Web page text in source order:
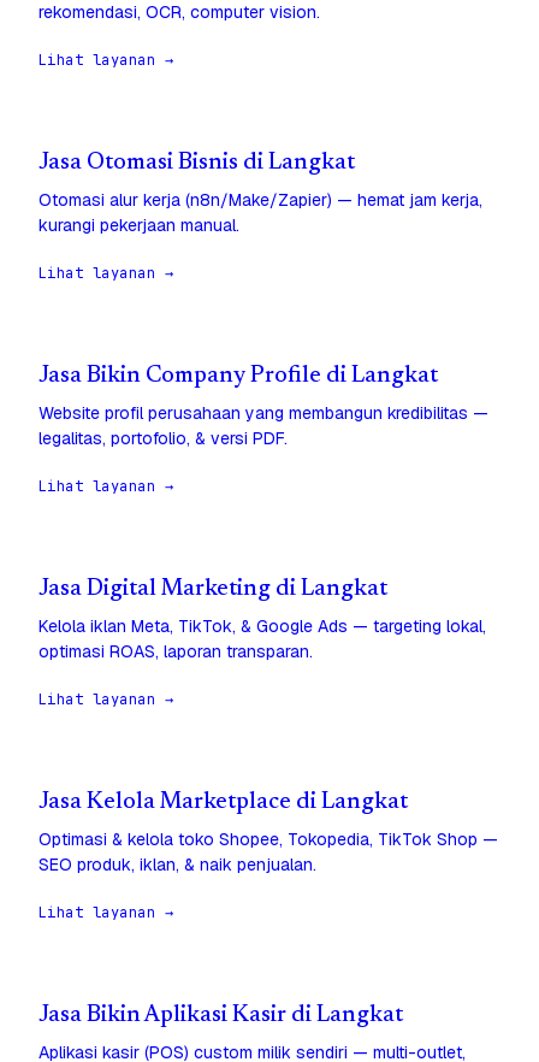
rekomendasi, OCR, computer vision.
Lihat layanan →
Jasa Otomasi Bisnis di Langkat
Otomasi alur kerja (n8n/Make/Zapier) — hemat jam kerja,
kurangi pekerjaan manual.
Lihat layanan →
Jasa Bikin Company Profile di Langkat
Website profil perusahaan yang membangun kredibilitas —
legalitas, portofolio, & versi PDF.
Lihat layanan →
Jasa Digital Marketing di Langkat
Kelola iklan Meta, TikTok, & Google Ads — targeting lokal,
optimasi ROAS, laporan transparan.
Lihat layanan →
Jasa Kelola Marketplace di Langkat
Optimasi & kelola toko Shopee, Tokopedia, TikTok Shop —
SEO produk, iklan, & naik penjualan.
Lihat layanan →
Jasa Bikin Aplikasi Kasir di Langkat
Aplikasi kasir (POS) custom milik sendiri — multi-outlet,